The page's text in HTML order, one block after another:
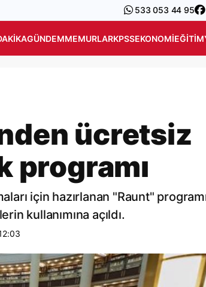
533 053 44 95
GÜNDEMMEMURLARKPSSEKONOMIEĞITIM
ücretsiz
programı
için hazırlanan "Raunt"
kullanımına açıldı.